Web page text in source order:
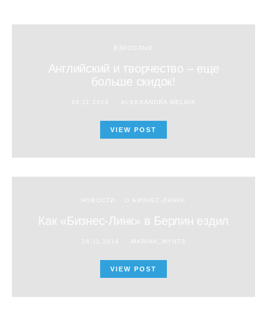
ВЗРОСЛЫЕ
Английский и творчество – еще
больше скидок!
28.11.2014 ALEKSANDRA MELNIK
VIEW POST
НОВОСТИ О БИЗНЕС-ЛИНКЕ
Как «Бизнес-Линк» в Берлин ездил
28.11.2014 MARINA_MYNTS
VIEW POST